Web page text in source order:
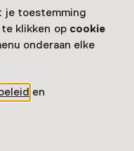
je toestemming
klikken op cookie
onderaan elke
en